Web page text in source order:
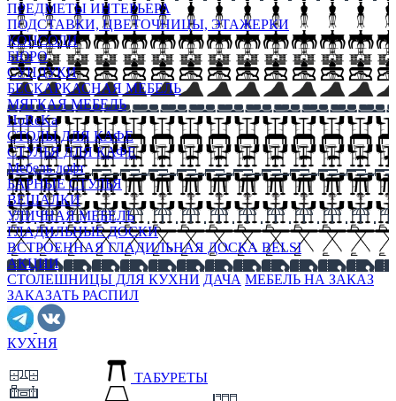
ПРЕДМЕТЫ ИНТЕРЬЕРА
ПОДСТАВКИ, ЦВЕТОЧНИЦЫ, ЭТАЖЕРКИ
КОНСОЛИ
БЮРО
СУНДУКИ
БЕСКАРКАСНАЯ МЕБЕЛЬ
МЯГКАЯ МЕБЕЛЬ
HoReKa
СТОЛЫ ДЛЯ КАФЕ
СТУЛЬЯ ДЛЯ КАФЕ
Мебель лофт
БАРНЫЕ СТУЛЬЯ
ВЕШАЛКИ
УЛИЧНАЯ МЕБЕЛЬ
ГЛАДИЛЬНЫЕ ДОСКИ
ВСТРОЕННАЯ ГЛАДИЛЬНАЯ ДОСКА BELSI
АКЦИИ
СТОЛЕШНИЦЫ ДЛЯ КУХНИ ДАЧА МЕБЕЛЬ НА ЗАКАЗ
ЗАКАЗАТЬ РАСПИЛ
КУХНЯ
ТАБУРЕТЫ